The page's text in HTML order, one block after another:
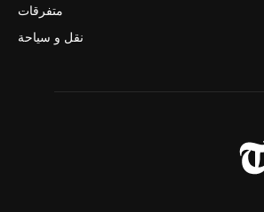
متفرقات
نقل و سياحة